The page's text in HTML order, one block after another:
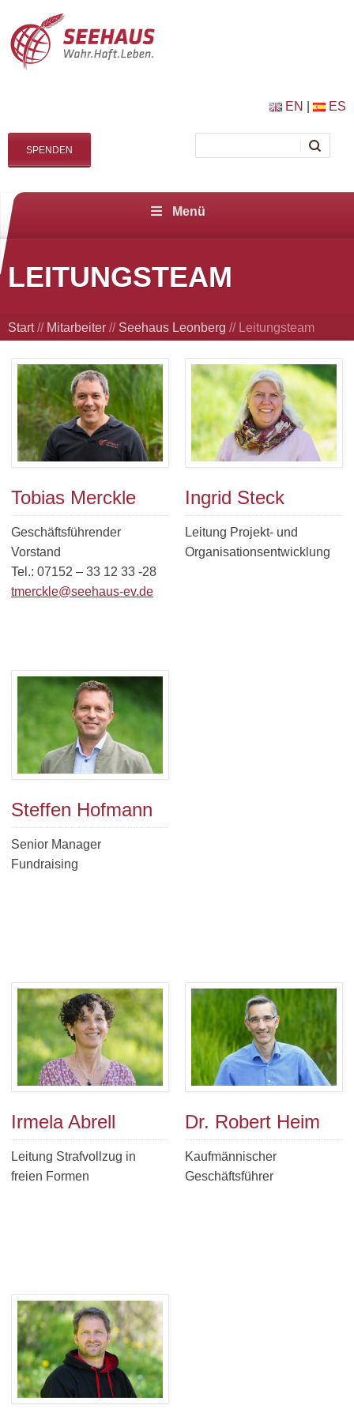
EN ES
SPENDEN
Menü
LEITUNGSTEAM
Start// Mitarbeiter // Seehaus Leonberg // Leitungsteam
Tobias Merckle
Geschäftsführender
Vorstand
Tel.: 07152 – 33 12 33 -28
tmerckle@seehaus-ev.de
Ingrid Steck
Leitung Projekt- und
Organisationsentwicklung
Steffen Hofmann
Senior Manager
Fundraising
Irmela Abrell
Leitung Strafvollzug in
freien Formen
Dr. Robert Heim
Kaufmännischer
Geschäftsführer